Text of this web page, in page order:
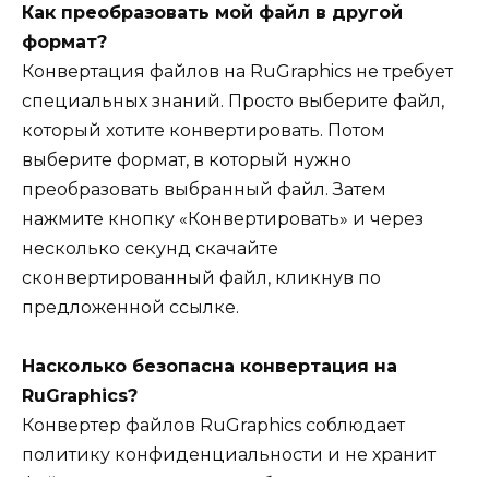
Как преобразовать мой файл в другой
формат?
Конвертация файлов на RuGraphics не требует
специальных знаний. Просто выберите файл,
который хотите конвертировать. Потом
выберите формат, в который нужно
преобразовать выбранный файл. Затем
нажмите кнопку «Конвертировать» и через
несколько секунд скачайте
сконвертированный файл, кликнув по
предложенной ссылке.
Насколько безопасна конвертация на
RuGraphics?
Конвертер файлов RuGraphics соблюдает
политику конфиденциальности и не хранит